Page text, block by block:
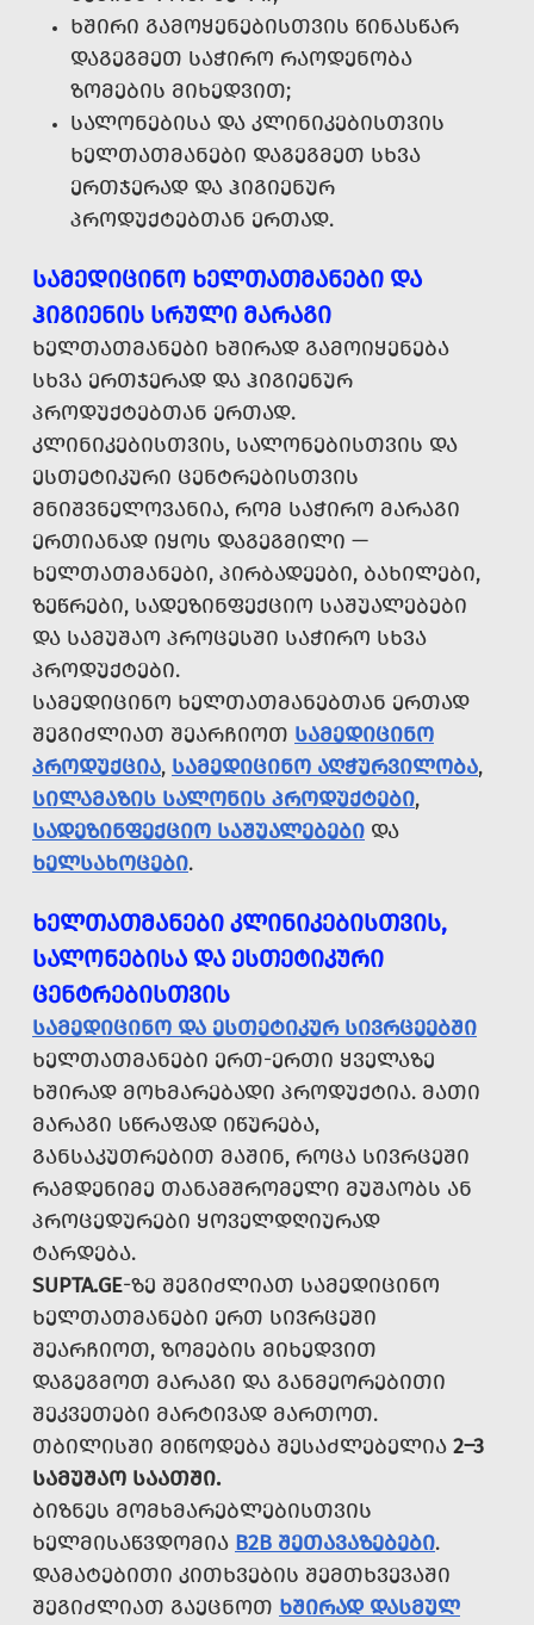
ᲮᲨᲘᲠᲘ ᲒᲐᲛᲝᲧᲔᲜᲔᲑᲘᲡᲗᲕᲘᲡ ᲬᲘᲜᲐᲡᲬᲐᲠ
ᲓᲐᲒᲔᲒᲛᲔᲗ ᲡᲐᲭᲘᲠᲝ ᲠᲐᲝᲓᲔᲜᲝᲑᲐ
ᲖᲝᲛᲔᲑᲘᲡ ᲛᲘᲮᲔᲓᲕᲘᲗ;
ᲡᲐᲚᲝᲜᲔᲑᲘᲡᲐ ᲓᲐ ᲙᲚᲘᲜᲘᲙᲔᲑᲘᲡᲗᲕᲘᲡ
ᲮᲔᲚᲗᲐᲗᲛᲐᲜᲔᲑᲘ ᲓᲐᲒᲔᲒᲛᲔᲗ ᲡᲮᲕᲐ
ᲔᲠᲗᲯᲔᲠᲐᲓ ᲓᲐ ᲰᲘᲒᲘᲔᲜᲣᲠ
ᲞᲠᲝᲓᲣᲥᲢᲔᲑᲗᲐᲜ ᲔᲠᲗᲐᲓ.
ᲡᲐᲛᲔᲓᲘᲪᲘᲜᲝ ᲮᲔᲚᲗᲐᲗᲛᲐᲜᲔᲑᲘ ᲓᲐ
ᲰᲘᲒᲘᲔᲜᲘᲡ ᲡᲠᲣᲚᲘ ᲛᲐᲠᲐᲒᲘ
ᲮᲔᲚᲗᲐᲗᲛᲐᲜᲔᲑᲘ ᲮᲨᲘᲠᲐᲓ ᲒᲐᲛᲝᲘᲧᲔᲜᲔᲑᲐ
ᲡᲮᲕᲐ ᲔᲠᲗᲯᲔᲠᲐᲓ ᲓᲐ ᲰᲘᲒᲘᲔᲜᲣᲠ
ᲞᲠᲝᲓᲣᲥᲢᲔᲑᲗᲐᲜ ᲔᲠᲗᲐᲓ.
ᲙᲚᲘᲜᲘᲙᲔᲑᲘᲡᲗᲕᲘᲡ, ᲡᲐᲚᲝᲜᲔᲑᲘᲡᲗᲕᲘᲡ ᲓᲐ
ᲔᲡᲗᲔᲢᲘᲙᲣᲠᲘ ᲪᲔᲜᲢᲠᲔᲑᲘᲡᲗᲕᲘᲡ
ᲛᲜᲘᲨᲕᲜᲔᲚᲝᲕᲐᲜᲘᲐ, ᲠᲝᲛ ᲡᲐᲭᲘᲠᲝ ᲛᲐᲠᲐᲒᲘ
ᲔᲠᲗᲘᲐᲜᲐᲓ ᲘᲧᲝᲡ ᲓᲐᲒᲔᲒᲛᲘᲚᲘ —
ᲮᲔᲚᲗᲐᲗᲛᲐᲜᲔᲑᲘ, ᲞᲘᲠᲑᲐᲓᲔᲔᲑᲘ, ᲑᲐᲮᲘᲚᲔᲑᲘ,
ᲖᲔᲬᲠᲔᲑᲘ, ᲡᲐᲓᲔᲖᲘᲜᲤᲔᲥᲪᲘᲝ ᲡᲐᲨᲣᲐᲚᲔᲑᲔᲑᲘ
ᲓᲐ ᲡᲐᲛᲣᲨᲐᲝ ᲞᲠᲝᲪᲔᲡᲨᲘ ᲡᲐᲭᲘᲠᲝ ᲡᲮᲕᲐ
ᲞᲠᲝᲓᲣᲥᲢᲔᲑᲘ.
ᲡᲐᲛᲔᲓᲘᲪᲘᲜᲝ ᲮᲔᲚᲗᲐᲗᲛᲐᲜᲔᲑᲗᲐᲜ ᲔᲠᲗᲐᲓ
ᲨᲔᲒᲘᲫᲚᲘᲐᲗ ᲨᲔᲐᲠᲩᲘᲝᲗ ᲡᲐᲛᲔᲓᲘᲪᲘᲜᲝ
ᲞᲠᲝᲓᲣᲥᲪᲘᲐ, ᲡᲐᲛᲔᲓᲘᲪᲘᲜᲝ ᲐᲦᲭᲣᲠᲕᲘᲚᲝᲑᲐ,
ᲡᲘᲚᲐᲛᲐᲖᲘᲡ ᲡᲐᲚᲝᲜᲘᲡ ᲞᲠᲝᲓᲣᲥᲢᲔᲑᲘ,
ᲡᲐᲓᲔᲖᲘᲜᲤᲔᲥᲪᲘᲝ ᲡᲐᲨᲣᲐᲚᲔᲑᲔᲑᲘ ᲓᲐ
ᲮᲔᲚᲡᲐᲮᲝᲪᲔᲑᲘ.
ᲮᲔᲚᲗᲐᲗᲛᲐᲜᲔᲑᲘ ᲙᲚᲘᲜᲘᲙᲔᲑᲘᲡᲗᲕᲘᲡ,
ᲡᲐᲚᲝᲜᲔᲑᲘᲡᲐ ᲓᲐ ᲔᲡᲗᲔᲢᲘᲙᲣᲠᲘ
ᲪᲔᲜᲢᲠᲔᲑᲘᲡᲗᲕᲘᲡ
ᲡᲐᲛᲔᲓᲘᲪᲘᲜᲝ ᲓᲐ ᲔᲡᲗᲔᲢᲘᲙᲣᲠ ᲡᲘᲕᲠᲪᲔᲔᲑᲨᲘ
ᲮᲔᲚᲗᲐᲗᲛᲐᲜᲔᲑᲘ ᲔᲠᲗ-ᲔᲠᲗᲘ ᲧᲕᲔᲚᲐᲖᲔ
ᲮᲨᲘᲠᲐᲓ ᲛᲝᲮᲛᲐᲠᲔᲑᲐᲓᲘ ᲞᲠᲝᲓᲣᲥᲢᲘᲐ. ᲛᲐᲗᲘ
ᲛᲐᲠᲐᲒᲘ ᲡᲬᲠᲐᲤᲐᲓ ᲘᲬᲣᲠᲔᲑᲐ,
ᲒᲐᲜᲡᲐᲙᲣᲗᲠᲔᲑᲘᲗ ᲛᲐᲨᲘᲜ, ᲠᲝᲪᲐ ᲡᲘᲕᲠᲪᲔᲨᲘ
ᲠᲐᲛᲓᲔᲜᲘᲛᲔ ᲗᲐᲜᲐᲛᲨᲠᲝᲛᲔᲚᲘ ᲛᲣᲨᲐᲝᲑᲡ ᲐᲜ
ᲞᲠᲝᲪᲔᲓᲣᲠᲔᲑᲘ ᲧᲝᲕᲔᲚᲓᲦᲘᲣᲠᲐᲓ
ᲢᲐᲠᲓᲔᲑᲐ.
SUPTA.GE-ᲖᲔ ᲨᲔᲒᲘᲫᲚᲘᲐᲗ ᲡᲐᲛᲔᲓᲘᲪᲘᲜᲝ
ᲮᲔᲚᲗᲐᲗᲛᲐᲜᲔᲑᲘ ᲔᲠᲗ ᲡᲘᲕᲠᲪᲔᲨᲘ
ᲨᲔᲐᲠᲩᲘᲝᲗ, ᲖᲝᲛᲔᲑᲘᲡ ᲛᲘᲮᲔᲓᲕᲘᲗ
ᲓᲐᲒᲔᲒᲛᲝᲗ ᲛᲐᲠᲐᲒᲘ ᲓᲐ ᲒᲐᲜᲛᲔᲝᲠᲔᲑᲘᲗᲘ
ᲨᲔᲙᲕᲔᲗᲔᲑᲘ ᲛᲐᲠᲢᲘᲕᲐᲓ ᲛᲐᲠᲗᲝᲗ.
ᲗᲑᲘᲚᲘᲡᲨᲘ ᲛᲘᲬᲝᲓᲔᲑᲐ ᲨᲔᲡᲐᲫᲚᲔᲑᲔᲚᲘᲐ 2–3
ᲡᲐᲛᲣᲨᲐᲝ ᲡᲐᲐᲗᲨᲘ.
ᲑᲘᲖᲜᲔᲡ ᲛᲝᲛᲮᲛᲐᲠᲔᲑᲚᲔᲑᲘᲡᲗᲕᲘᲡ
ᲮᲔᲚᲛᲘᲡᲐᲬᲕᲓᲝᲛᲘᲐ B2B ᲨᲔᲗᲐᲕᲐᲖᲔᲑᲔᲑᲘ.
ᲓᲐᲛᲐᲢᲔᲑᲘᲗᲘ ᲙᲘᲗᲮᲕᲔᲑᲘᲡ ᲨᲔᲛᲗᲮᲕᲔᲕᲐᲨᲘ
ᲨᲔᲒᲘᲫᲚᲘᲐᲗ ᲒᲐᲔᲪᲜᲝᲗ ᲮᲨᲘᲠᲐᲓ ᲓᲐᲡᲛᲣᲚ